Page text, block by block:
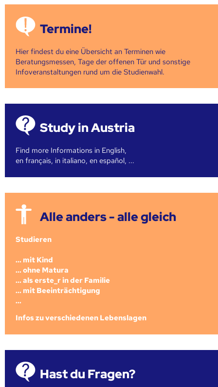
Termine!
Hier findest du eine Übersicht an Terminen wie
Beratungsmessen, Tage der offenen Tür und sonstige
Infoveranstaltungen rund um die Studienwahl.
Study in Austria
Find more Informations in English,
en français, in italiano, en español, ...
Alle anders - alle gleich
Studieren
... mit Kind
... ohne Matura
... als erste_r in der Familie
... mit Beeinträchtigung
...
Infos zu verschiedenen Lebenslagen
Hast du Fragen?